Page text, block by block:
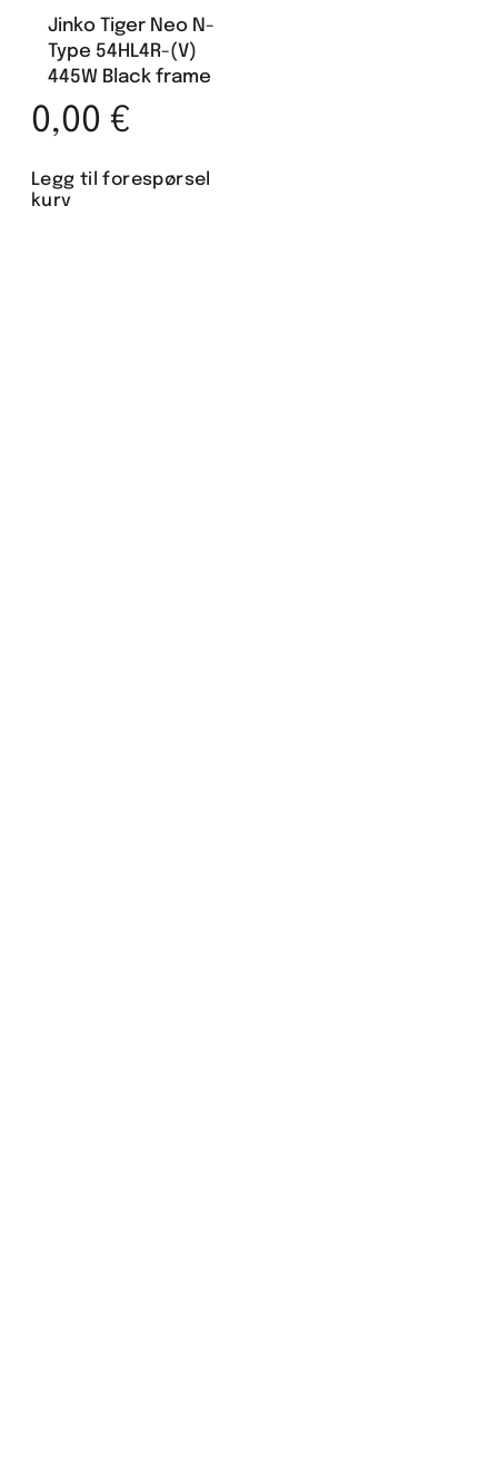
Jinko Tiger Neo N-
Type 54HL4R-(V)
445W Black frame
0,00 €
Legg til forespørsel
kurv